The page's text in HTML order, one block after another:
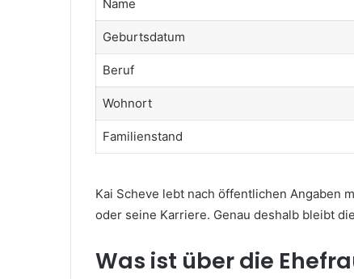
Name
Geburtsdatum
Beruf
Wohnort
Familienstand
Kai Scheve lebt nach öffentlichen Angaben
oder seine Karriere. Genau deshalb bleibt
Was ist über die